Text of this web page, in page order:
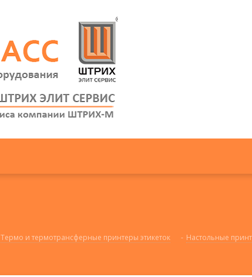
Термо и термотрансферные принтеры этикеток - Настольные